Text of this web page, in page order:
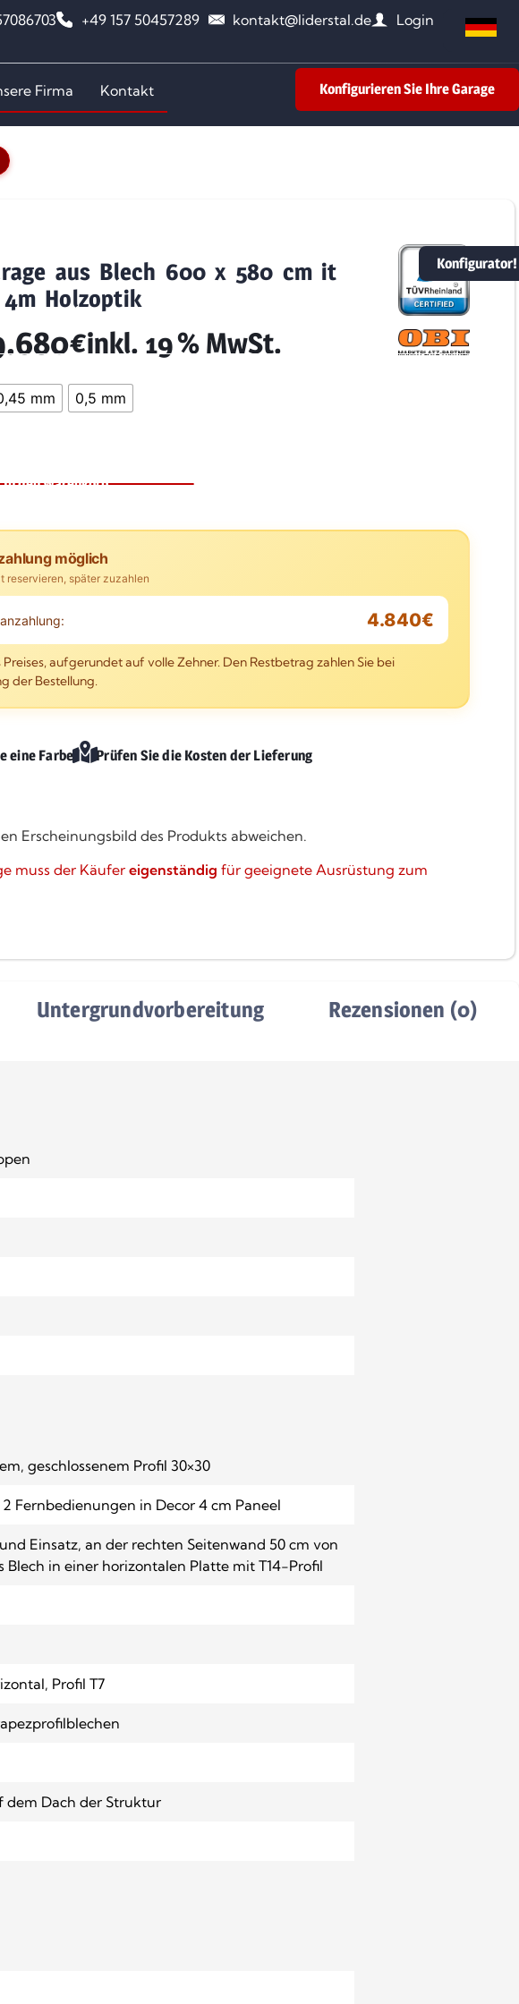
+49 157 50457289 kontakt@liderstal.de Login
Firma Kontakt Konfigurieren Sie Ihre Garage
Konfigurator!
aus Blech 600 x 580 cm it
Holzoptik
€inkl. 19 % MwSt.
mm 0,5 mm
In den Warenkorb
möglich
reservieren, später zuzahlen
4.840€
Preises, aufgerundet auf volle Zehner. Den Restbetrag zahlen Sie bei
der Bestellung.
eine Farbe
Prüfen Sie die Kosten der Lieferung
Erscheinungsbild des Produkts abweichen.
muss der Käufer eigenständig für geeignete Ausrüstung zum
Untergrundvorbereitung Rezensionen (0)
geschlossenem Profil 30×30
Fernbedienungen in Decor 4 cm Paneel
Einsatz, an der rechten Seitenwand 50 cm von
Blech in einer horizontalen Platte mit T14-Profil
Profil T7
dem Dach der Struktur